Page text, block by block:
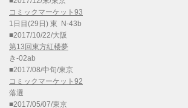
コミックマーケット93
1日目(29日) 東 N-43b
■2017/10/22/大阪
第13回東方紅楼夢
き-02ab
■2017/08/中旬/東京
コミックマーケット92
落選
■2017/05/07/東京